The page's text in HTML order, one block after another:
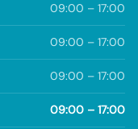
09:00 – 17:00
09:00 – 17:00
09:00 – 17:00
09:00 – 17:00